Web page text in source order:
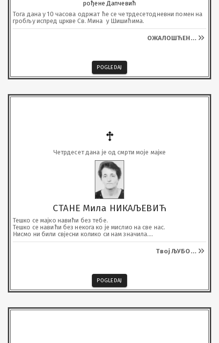
рођене Дапчевић
Тога дана у 10 часова одржат ће се четрдесетодневни помен на
гробљу испред цркве Св. Мина  у Шишићима.
ОЖАЛОШЋЕН ...
POGLEDAJ
Четрдесет дана је од смрти моје мајке
СТАНЕ Мила НИКАЉЕВИЋ
Тешко се мајко навићи без тебе.
Тешко се навићи без некога ко је мислио на све нас.
Нисмо ни били свјесни колико си нам значила.
Почивај у миру, Бог нека ти подари Царство Небеско, а ми ћемо
Твој ЉУБО ...
POGLEDAJ